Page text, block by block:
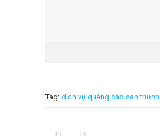
Tag: dịch vụ quảng cáo sàn